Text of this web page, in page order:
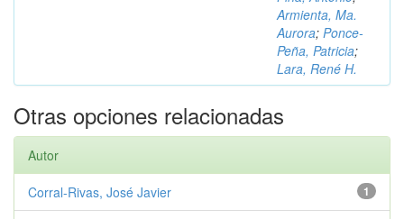
Armienta, Ma.
Aurora; Ponce-
Peña, Patricia;
Lara, René H.
Otras opciones relacionadas
Autor
1
Corral-Rivas, José Javier